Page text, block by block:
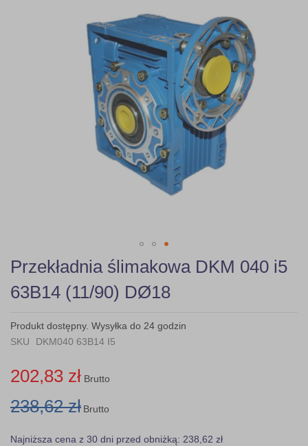
Skip
to
the
beginning
the
images
Przekładnia ślimakowa DKM 040 i5
63B14 (11/90) DØ18
Produkt dostępny. Wysyłka do 24 godzin
SKU
DKM040 63B14 I5
202,83 zł Brutto
238,62 zł Brutto
Najniższa cena z 30 dni przed obniżką: 238,62 zł